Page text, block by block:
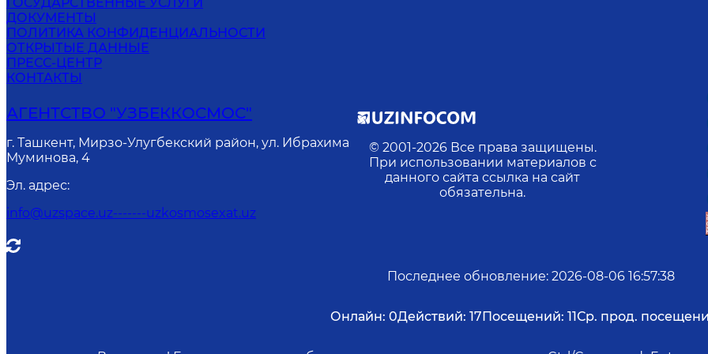
ДОКУМЕНТЫ
ПОЛИТИКА КОНФИДЕНЦИАЛЬНОСТИ
ОТКРЫТЫЕ ДАННЫЕ
ПРЕСС-ЦЕНТР
КОНТАКТЫ
АГЕНТСТВО "УЗБЕККОСМОС"
г. Ташкент, Мирзо-Улугбекский район, ул. Ибрахима
Муминова, 4
Эл. адрес:
info@uzspace.uz-------uzkosmosexat.uz
© 2001-2026 Все права защищены.
При использовании материалов с
данного сайта ссылка на сайт
обязательна.
Последнее обновление: 2026-08-06 16:57:38
Онлайн: 0Действий: 17Посещений: 11Ср. прод.